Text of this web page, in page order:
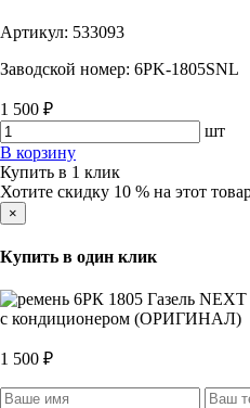
Артикул: 533093
Заводской номер: 6PK-1805SNL
1 500 ₽
шт
В корзину
Купить в 1 клик
Хотите скидку 10 % на этот
×
Купить в один клик
1 500 ₽